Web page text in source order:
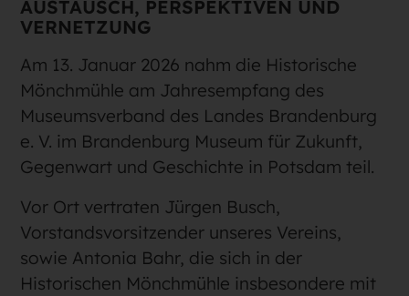
AUSTAUSCH, PERSPEKTIVEN UND
VERNETZUNG
Am 13. Januar 2026 nahm die Historische
Mönchmühle am Jahresempfang des
Museumsverband des Landes Brandenburg
e. V. im Brandenburg Museum für Zukunft,
Gegenwart und Geschichte in Potsdam teil.
Vor Ort vertraten Jürgen Busch,
Vorstandsvorsitzender unseres Vereins,
sowie Antonia Bahr, die sich in der
Historischen Mönchmühle insbesondere mit